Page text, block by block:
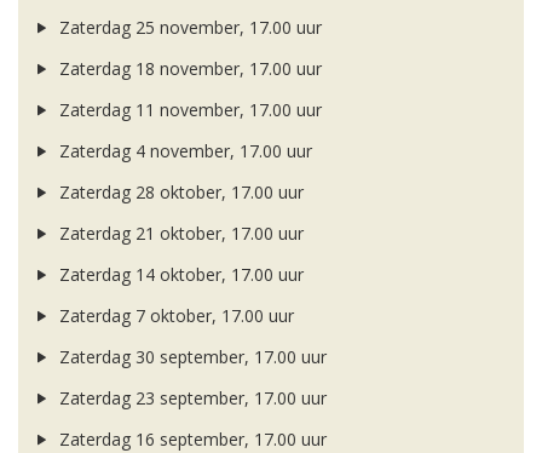
Zaterdag 25 november, 17.00 uur
Zaterdag 18 november, 17.00 uur
Zaterdag 11 november, 17.00 uur
Zaterdag 4 november, 17.00 uur
Zaterdag 28 oktober, 17.00 uur
Zaterdag 21 oktober, 17.00 uur
Zaterdag 14 oktober, 17.00 uur
Zaterdag 7 oktober, 17.00 uur
Zaterdag 30 september, 17.00 uur
Zaterdag 23 september, 17.00 uur
Zaterdag 16 september, 17.00 uur